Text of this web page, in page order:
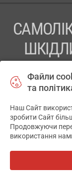
ПЕРЕД
ТОВ
© 2014-2026.
Файли
та
Наш Сайт
зробити Сайт
Продовжуючи
використання